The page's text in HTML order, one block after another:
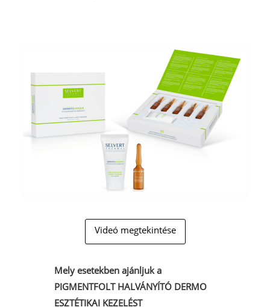
Videó megtekintése
Mely esetekben ajánljuk a
PIGMENTFOLT HALVÁNYÍTÓ DERMO
ESZTÉTIKAI KEZELÉST